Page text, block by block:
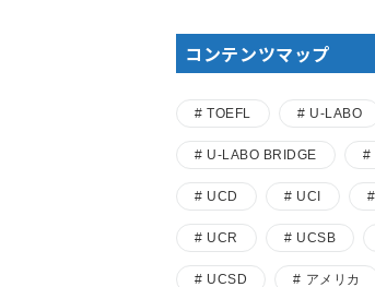
コンテンツマップ
TOEFL U-LABO
U-LABO BRIDGE
UCD UCI
UCR UCSB
UCSD アメリカ